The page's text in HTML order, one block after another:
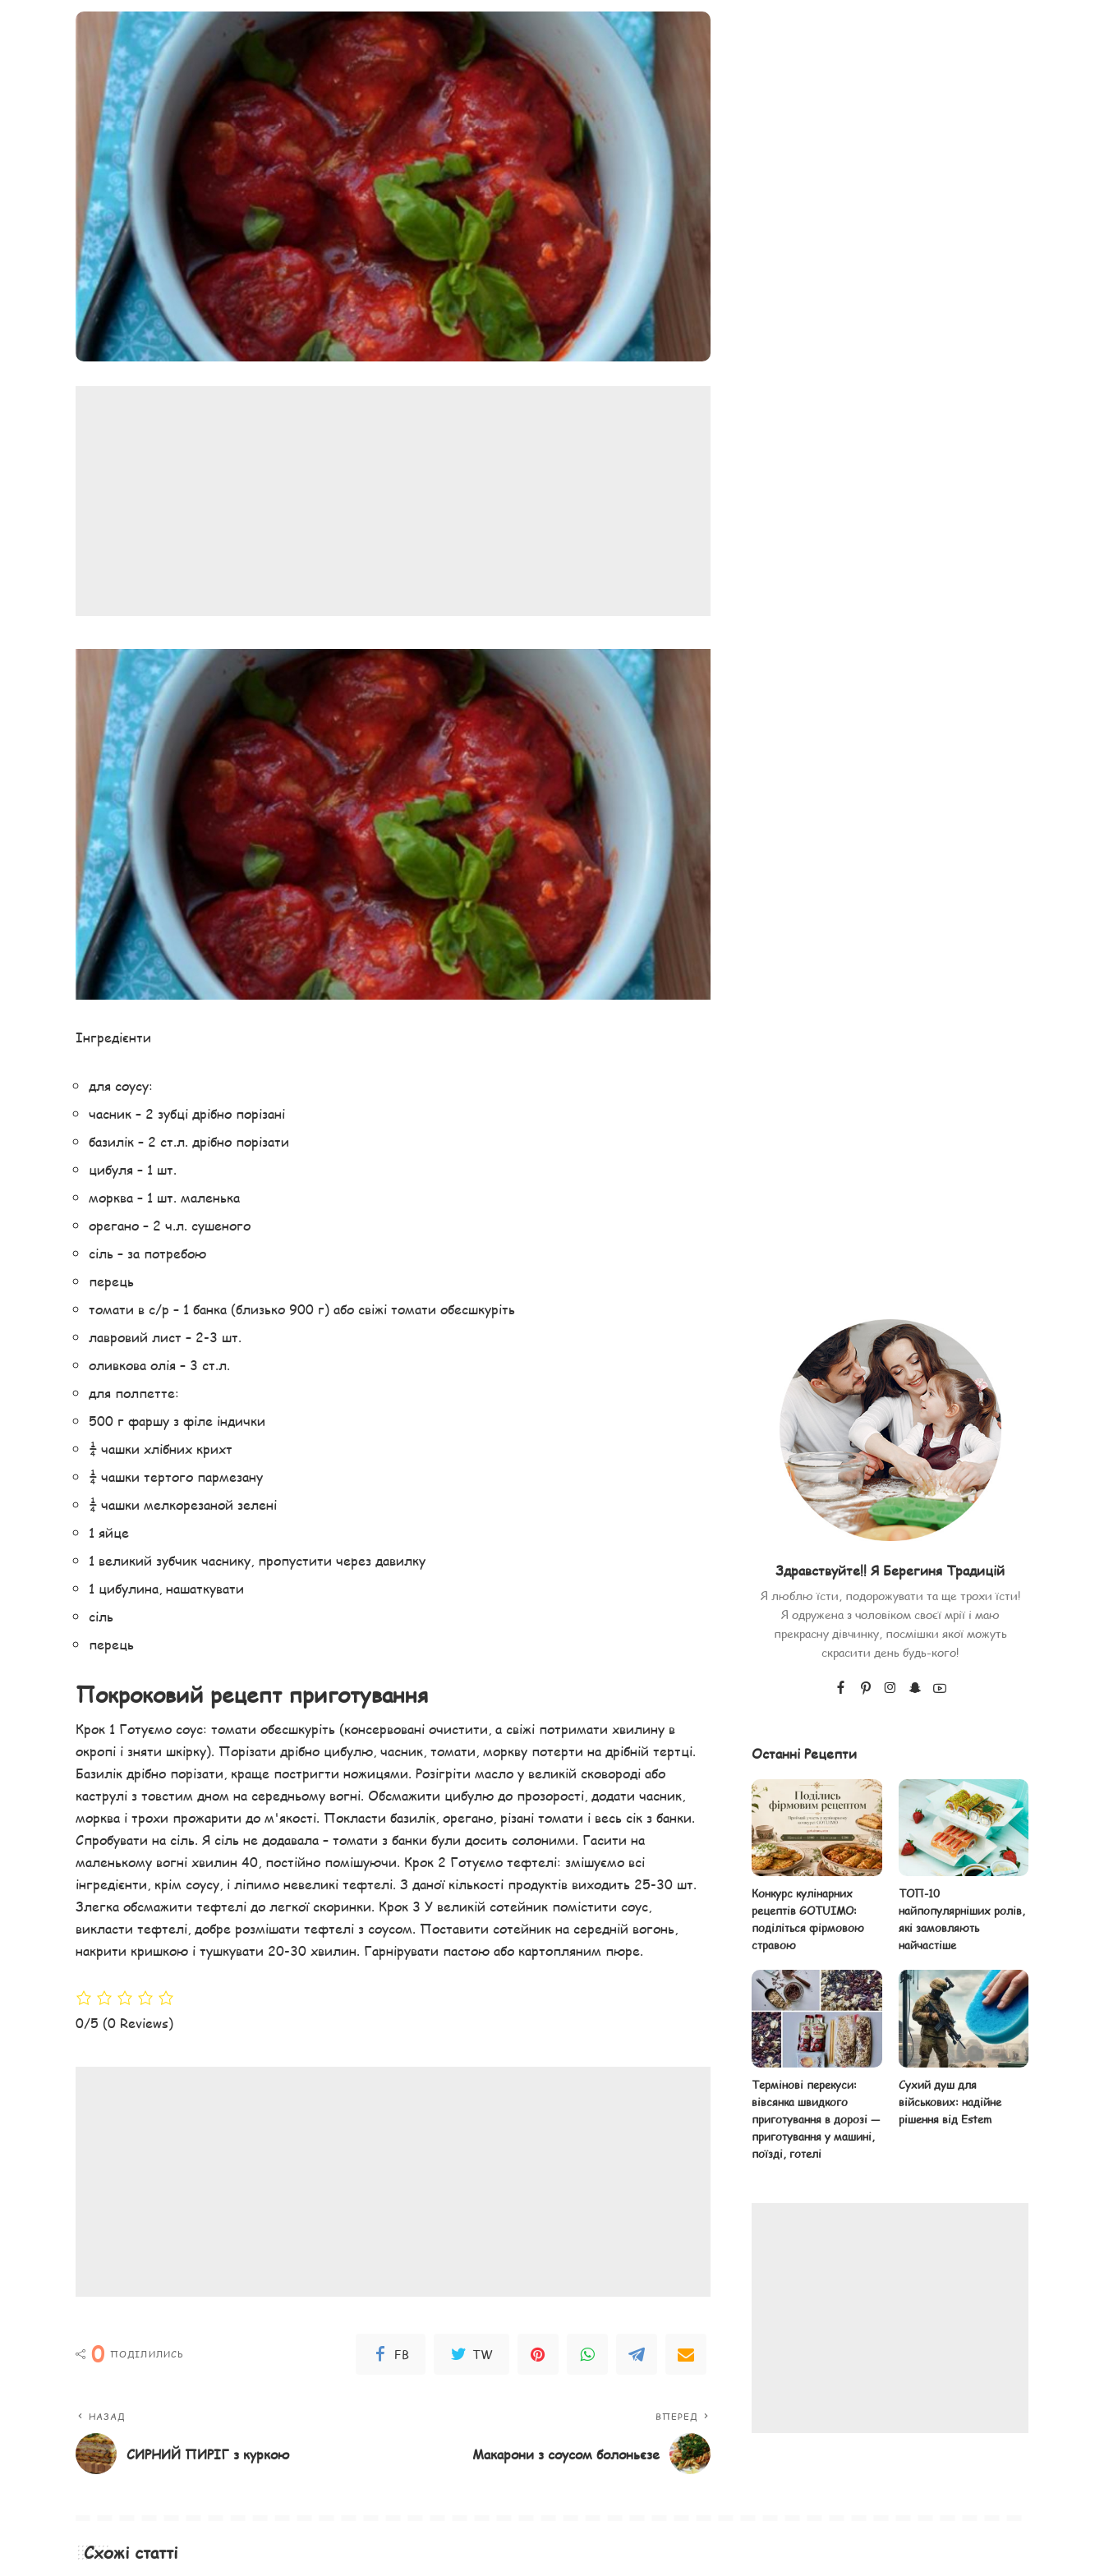
Мясо по-французьки
Шинка
Рецепти із фаршу
Інгредієнти
для соусу:
часник – 2 зубці дрібно порізані
базилік – 2 ст.л. дрібно порізати
цибуля – 1 шт.
морква – 1 шт. маленька
орегано – 2 ч.л. сушеного
сіль – за потребою
перець
томати в с/р – 1 банка (близько 900 г) або свіжі томати обесшкуріть
лавровий лист – 2-3 шт.
оливкова олія – ​​3 ст.л.
для полпетте:
500 г фаршу з філе індички
¼ чашки хлібних крихт
¼ чашки тертого пармезану
¼ чашки мелкорезаной зелені
1 яйце
1 великий зубчик часнику, пропустити через давилку
1 цибулина, нашаткувати
сіль
перець
Покроковий рецепт приготування
Крок 1 Готуємо соус: томати обесшкуріть (консервовані очистити, а свіжі потримати хвилину в
окропі і зняти шкірку). Порізати дрібно цибулю, часник, томати, моркву потерти на дрібній тертці.
Базилік дрібно порізати, краще постригти ножицями. Розігріти масло у великій сковороді або
каструлі з товстим дном на середньому вогні. Обсмажити цибулю до прозорості, додати часник,
морква і трохи прожарити до м'якості. Покласти базилік, орегано, різані томати і весь сік з банки.
Спробувати на сіль. Я сіль не додавала – томати з банки були досить солоними. Гасити на
маленькому вогні хвилин 40, постійно помішуючи. Крок 2 Готуємо тефтелі: змішуємо всі
інгредієнти, крім соусу, і ліпимо невеликі тефтелі. З даної кількості продуктів виходить 25-30 шт.
Злегка обсмажити тефтелі до легкої скоринки. Крок 3 У великій сотейник помістити соус,
викласти тефтелі, добре розмішати тефтелі з соусом. Поставити сотейник на середній вогонь,
накрити кришкою і тушкувати 20-30 хвилин. Гарнірувати пастою або картопляним пюре.
0/5 (0 Reviews)
0 ПОДІЛИЛИСЬ FB TW
НАЗАД
СИРНИЙ ПИРІГ з куркою
ВПЕРЕД
Макарони з соусом болоньєзе
Здравствуйте!! Я Берегиня Традицій
Я люблю їсти, подорожувати та ще трохи їсти!
Я одружена з чоловіком своєї мрії і маю
прекрасну дівчинку, посмішки якої можуть
скрасити день будь-кого!
Останні Рецепти
Конкурс кулінарних
рецептів GOTUIMO:
поділіться фірмовою
стравою
ТОП-10
найпопулярніших ролів,
які замовляють
найчастіше
Термінові перекуси:
вівсянка швидкого
приготування в дорозі —
приготування у машині,
поїзді, готелі
Сухий душ для
військових: надійне
рішення від Estem
Схожі статті